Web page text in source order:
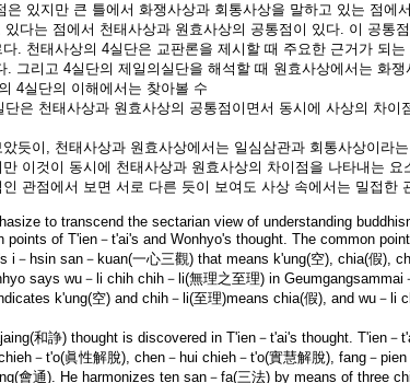
은 있지만 큰 틀에서 화쟁사상과 회통사상을 말하고 있는 점에
다는 점에서 천태사상과 원효사상의 공통점이 있다. 이 공통
. 천태사상의 4실단은 교판론을 제시할 때 주요한 근거가 되
. 그리고 4실단의 제일의실단을 해석할 때 원효사상에서는 화
4실단의 이해에서는 찾아볼 수
은 천태사상과 원효사상의 공통점이면서 동시에 사상의 차이
듯이, 천태사상과 원효사상에서는 일심삼관과 회통사상이라
이것이 동시에 천태사상과 원효사상의 차이점을 나타내는 요
관점에서 보면 서로 다른 듯이 보여도 사상 속에서는 밀접한
to transcend the sectarian view of understanding
points of T'ien－t'ai's and Wonhyo's thought. The common
i－hsin san－kuan(一心三觀) that means k'ung(空), chia(假),
says wu－li chih chih－li(無理之至理) in Geumgangsammai
k'ung(空) and chih－li(至理)means chia(假), and wu－li
和諍) thought is discovered in T'ien－t'ai's thought. T'ien－
－t'o(眞性解脫), chen－hui chieh－t'o(實慧解脫), fang－
會通). He harmonizes ten san－fa(三法) by means of three